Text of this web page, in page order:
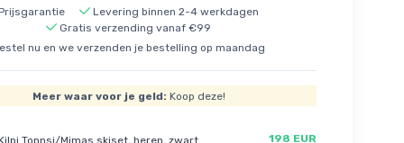
Levering binnen 2-4 werkdagen
Gratis verzending vanaf €99
nu en we verzenden je bestelling op maandag
Meer waar voor je geld: Koop deze!
198 EUR